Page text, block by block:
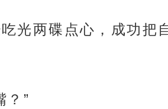
光两碟点心，成功把
？”